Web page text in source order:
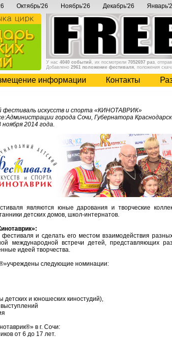
Октябрь'26 Ноябрь'26 Декабрь'26
У нас 4040 событий , их посмотрели 7052697 раз,
Добавлено 2961 положение фестиваля, положения
информации Контакты
фестиваль искусств и спорта «КИНОТАВРИК»
города Сочи, Губернатора
2014 года.
являются юные дарования и творческие
детских домов, школ-интернатов.
фестиваля и сделать его местом взаимодействия
международной встречи детей, представляющих
идеей творчества.
следующие номинации:
и юношеских киностудий),
в г. Сочи:
от 6 до 17 лет.